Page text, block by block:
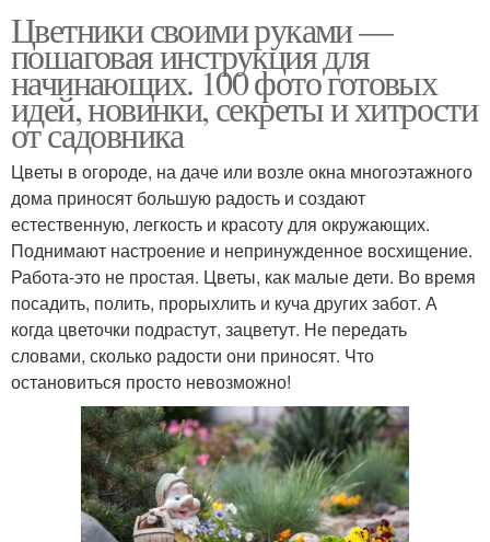
Цветники своими руками —
пошаговая инструкция для
начинающих. 100 фото готовых
идей, новинки, секреты и хитрости
от садовника
Цветы в огороде, на даче или возле окна многоэтажного
дома приносят большую радость и создают
естественную, легкость и красоту для окружающих.
Поднимают настроение и непринужденное восхищение.
Работа-это не простая. Цветы, как малые дети. Во время
посадить, полить, прорыхлить и куча других забот. А
когда цветочки подрастут, зацветут. Не передать
словами, сколько радости они приносят. Что
остановиться просто невозможно!